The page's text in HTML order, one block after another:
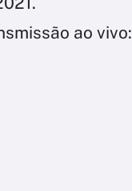
ao vivo: